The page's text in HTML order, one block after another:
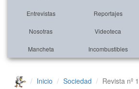
Entrevistas Reportajes
Nosotras Videoteca
Mancheta Incombustibles
Inicio Sociedad Revista nº